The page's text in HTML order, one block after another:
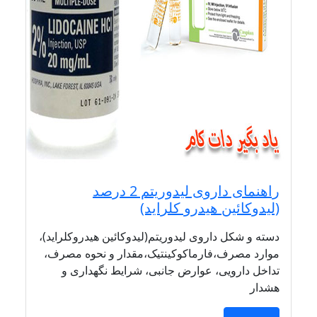
راهنمای داروی لیدوریتم 2 درصد
(لیدوکائین هیدرو کلراید)
دسته و شکل داروی لیدوریتم(لیدوکائین هیدروکلراید)،
موارد مصرف،فارماکوکینتیک،مقدار و نحوه مصرف،
تداخل دارویی، عوارض جانبی، شرایط نگهداری و
هشدار